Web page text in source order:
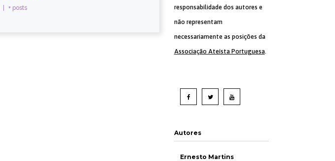
+ posts
responsabilidade dos autores e
não representam
necessariamente as posições da
Associação Ateísta Portuguesa.
Autores
Ernesto Martins